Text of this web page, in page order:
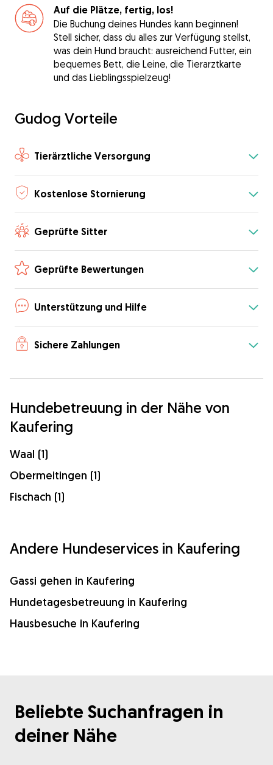
Auf die Plätze, fertig, los!
Die Buchung deines Hundes kann beginnen!
Stell sicher, dass du alles zur Verfügung stellst,
was dein Hund braucht: ausreichend Futter, ein
bequemes Bett, die Leine, die Tierarztkarte
und das Lieblingsspielzeug!
Gudog Vorteile
Tierärztliche Versorgung
Kostenlose Stornierung
Geprüfte Sitter
Geprüfte Bewertungen
Unterstützung und Hilfe
Sichere Zahlungen
Hundebetreuung in der Nähe von
Kaufering
Waal (1)
Obermeitingen (1)
Fischach (1)
Andere Hundeservices in Kaufering
Gassi gehen in Kaufering
Hundetagesbetreuung in Kaufering
Hausbesuche in Kaufering
Beliebte Suchanfragen in
deiner Nähe